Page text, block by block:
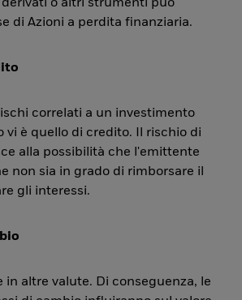
o altri strumenti può
di Azioni a perdita finanziaria.
correlati a un investimento
vi è quello di credito. Il rischio di
alla possibilità che l'emittente
non sia in grado di rimborsare il
gli interessi.
in altre valute. Di conseguenza, le